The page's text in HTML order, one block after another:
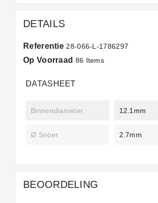
DETAILS
Referentie 28-066-L-1786297
Op Voorraad 86 Items
DATASHEET
Binnendiameter 12.1mm
Ø Snoer 2.7mm
BEOORDELING